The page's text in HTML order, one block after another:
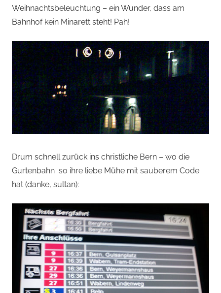
Weihnachtsbeleuchtung – ein Wunder, dass am
Bahnhof kein Minarett steht! Pah!
Drum schnell zurück ins christliche Bern – wo die
Gurtenbahn so ihre liebe Mühe mit sauberem Code
hat (danke, sultan):